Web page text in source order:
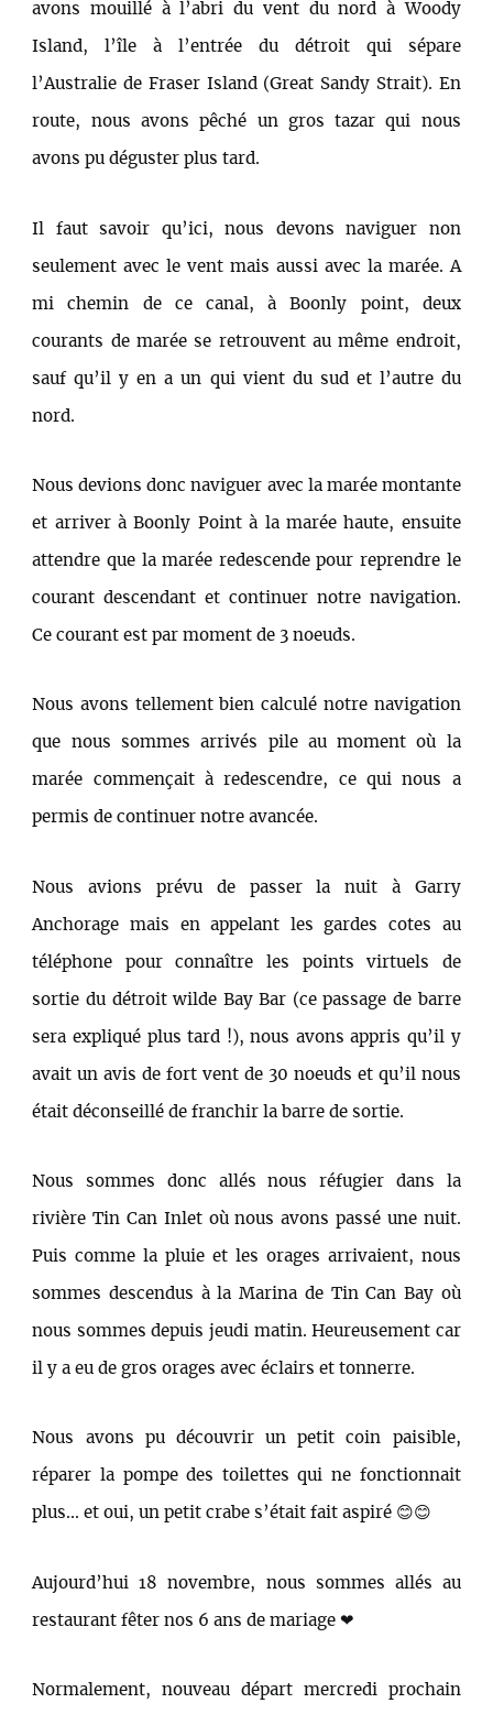
avons mouillé à l’abri du vent du nord à Woody
Island, l’île à l’entrée du détroit qui sépare
l’Australie de Fraser Island (Great Sandy Strait). En
route, nous avons pêché un gros tazar qui nous
avons pu déguster plus tard.
Il faut savoir qu’ici, nous devons naviguer non
seulement avec le vent mais aussi avec la marée. A
mi chemin de ce canal, à Boonly point, deux
courants de marée se retrouvent au même endroit,
sauf qu’il y en a un qui vient du sud et l’autre du
nord.
Nous devions donc naviguer avec la marée montante
et arriver à Boonly Point à la marée haute, ensuite
attendre que la marée redescende pour reprendre le
courant descendant et continuer notre navigation.
Ce courant est par moment de 3 noeuds.
Nous avons tellement bien calculé notre navigation
que nous sommes arrivés pile au moment où la
marée commençait à redescendre, ce qui nous a
permis de continuer notre avancée.
Nous avions prévu de passer la nuit à Garry
Anchorage mais en appelant les gardes cotes au
téléphone pour connaître les points virtuels de
sortie du détroit wilde Bay Bar (ce passage de barre
sera expliqué plus tard !), nous avons appris qu’il y
avait un avis de fort vent de 30 noeuds et qu’il nous
était déconseillé de franchir la barre de sortie.
Nous sommes donc allés nous réfugier dans la
rivière Tin Can Inlet où nous avons passé une nuit.
Puis comme la pluie et les orages arrivaient, nous
sommes descendus à la Marina de Tin Can Bay où
nous sommes depuis jeudi matin. Heureusement car
il y a eu de gros orages avec éclairs et tonnerre.
Nous avons pu découvrir un petit coin paisible,
réparer la pompe des toilettes qui ne fonctionnait
plus... et oui, un petit crabe s’était fait aspiré 😊😊
Aujourd’hui 18 novembre, nous sommes allés au
restaurant fêter nos 6 ans de mariage ❤
Normalement, nouveau départ mercredi prochain